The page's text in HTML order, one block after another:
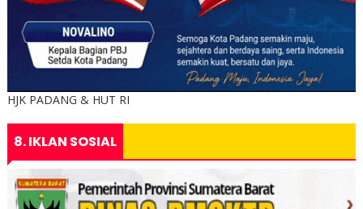
HJK PADANG & HUT RI
8. IKLAN SOSIAL